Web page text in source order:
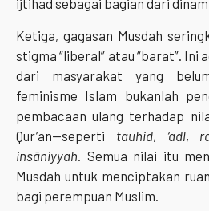
ijtihad sebagai bagian dari
Ketiga, gagasan Musdah
stigma “liberal” atau “barat”. Ini
dari masyarakat yang
feminisme Islam bukanlah
pembacaan ulang terhadap
Qur’an—seperti tauhid, ‘adl,
insāniyyah . Semua nilai itu
Musdah untuk menciptakan
bagi perempuan Muslim.